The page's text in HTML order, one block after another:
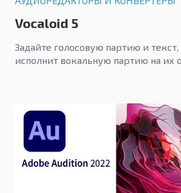
Vocaloid 5
Задайте голосовую партию и
исполнит вокальную партию на их